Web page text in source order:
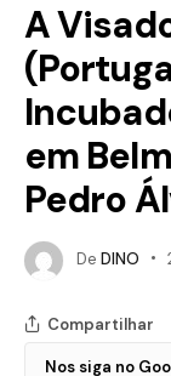
A
em
Pedro
De DINO
Compartilhar
Nos siga no